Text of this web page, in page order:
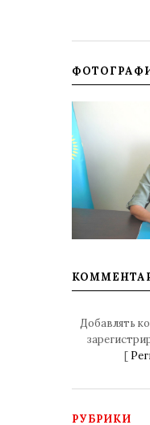
Добавлять
[
РУБРИКИ